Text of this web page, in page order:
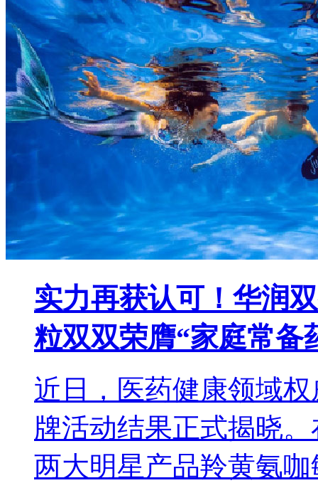
实力再获认可！华润
粒双双荣膺“家庭常备
近日，医药健康领域
牌活动结果正式揭晓
两大明星产品羚黄氨